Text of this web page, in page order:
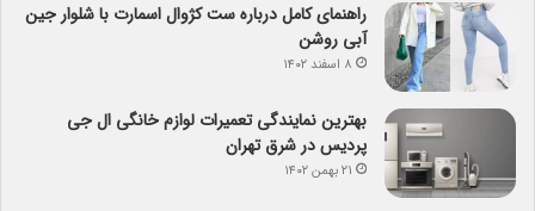
راهنمای کامل درباره ست کژوال اسمارت با شلوار جین
آبی روشن
۸ اسفند ۱۴۰۲
بهترین نمایندگی تعمیرات لوازم خانگی ال جی
پردیس در شرق تهران
۲۱ بهمن ۱۴۰۲